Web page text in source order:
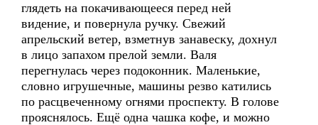
глядеть на покачивающееся перед ней
видение, и повернула ручку. Свежий
апрельский ветер, взметнув занавеску, дохнул
в лицо запахом прелой земли. Валя
перегнулась через подоконник. Маленькие,
словно игрушечные, машины резво катились
по расцвеченному огнями проспекту. В голове
прояснялось. Ещё одна чашка кофе, и можно